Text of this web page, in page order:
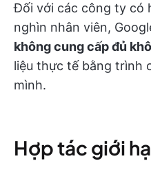
Đối với các công ty có
nghìn nhân viên,
không cung cấp đủ
liệu thực tế bằng trình
mình.
Hợp tác giới